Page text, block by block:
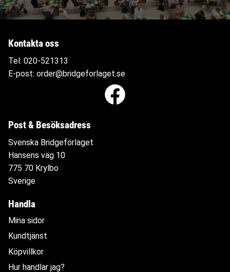
Kontakta oss
Tel: 020-521313
E-post: order@bridgeforlaget.se
Post & Besöksadress
Svenska Bridgeförlaget
Hansens väg 10
775 70 Krylbo
Sverige
Handla
Mina sidor
Kundtjänst
Köpvillkor
Hur handlar jag?